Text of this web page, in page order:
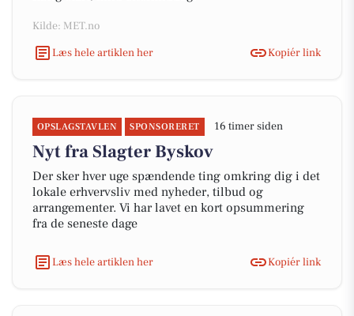
Kilde: MET.no
Læs hele artiklen her
Kopiér link
OPSLAGSTAVLEN SPONSORERET 16 timer siden
Nyt fra Slagter Byskov
Der sker hver uge spændende ting omkring dig i det
lokale erhvervsliv med nyheder, tilbud og
arrangementer. Vi har lavet en kort opsummering
fra de seneste dage
Læs hele artiklen her Kopiér link